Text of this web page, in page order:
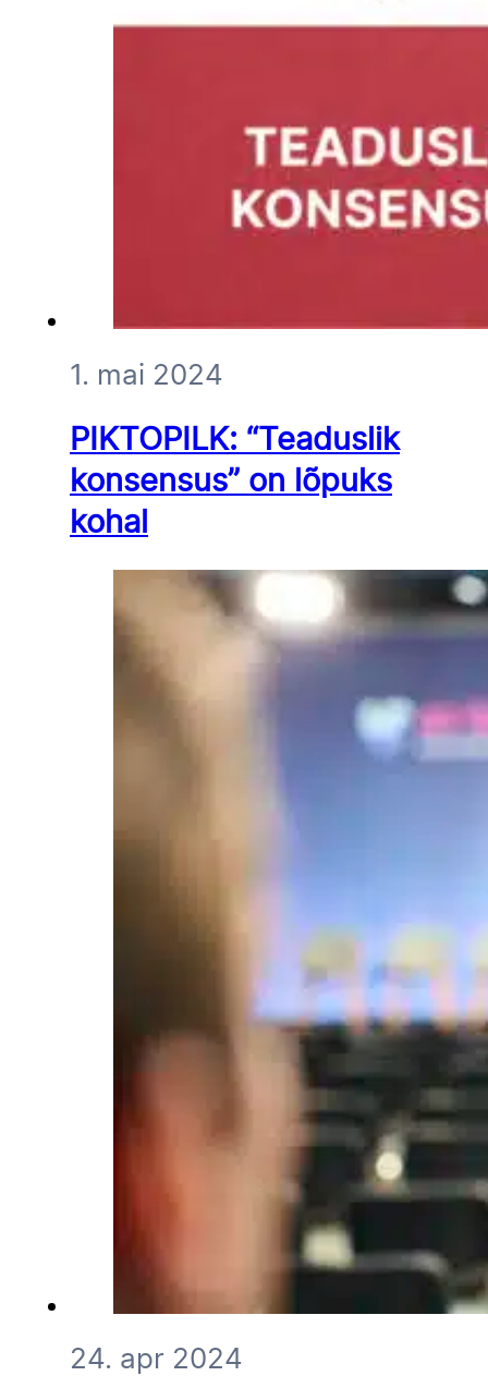
1. mai 2024
PIKTOPILK: “Teaduslik
konsensus” on lõpuks
kohal
24. apr 2024